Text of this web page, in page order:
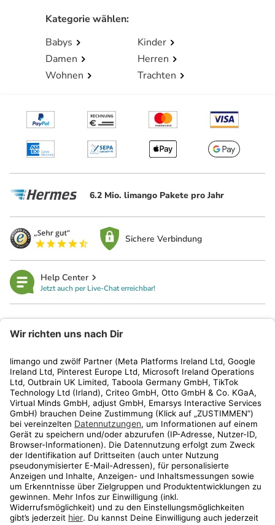
Kategorie wählen:
Babys
Kinder
Damen
Herren
Wohnen
Trachten
6.2 Mio. limango Pakete pro Jahr
Sichere Verbindung
Help Center
Jetzt auch per Live-Chat erreichbar!
Kundenservice
Shop
Aktionen
Travel